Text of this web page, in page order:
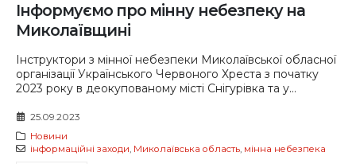
Інформуємо про мінну небезпеку на
Миколаївщині
Інструктори з мінної небезпеки Миколаївської обласної
організації Українського Червоного Хреста з початку
2023 року в деокупованому місті Снігурівка та у...
25.09.2023
Новини
інформаційні заходи Миколаївська область, мінна небезпека